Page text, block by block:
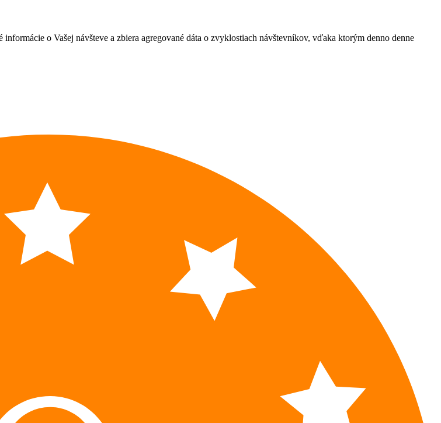
o Vašej návšteve a zbiera agregované dáta o zvyklostiach návštevníkov, vďaka ktorým denno denne